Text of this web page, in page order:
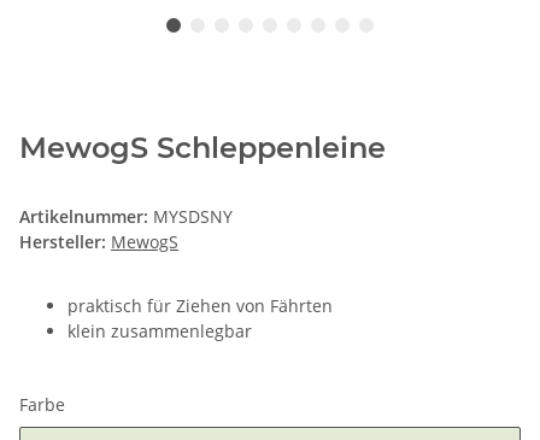
MewogS Schleppenleine
Artikelnummer: MYSDSNY
Hersteller: MewogS
praktisch für Ziehen von Fährten
klein zusammenlegbar
Farbe